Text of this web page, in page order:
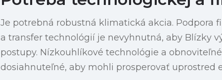
Je potrebná robustná klimatická akcia. Podpora
a transfer technológií je nevyhnutná, aby Blízky
postupy. Nízkouhlíkové technológie a
dosiahnuteľné, aby mohli prosperovať uprostred